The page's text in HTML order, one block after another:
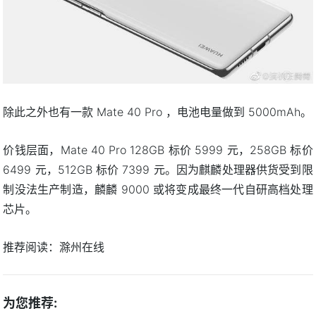
除此之外也有一款 Mate 40 Pro ，电池电量做到 5000mAh。
价钱层面，Mate 40 Pro 128GB 标价 5999 元，258GB 标价
6499 元，512GB 标价 7399 元。因为麒麟处理器供货受到限
制没法生产制造，麟麟 9000 或将变成最终一代自研高档处理
芯片。
推荐阅读：滁州在线
为您推荐: